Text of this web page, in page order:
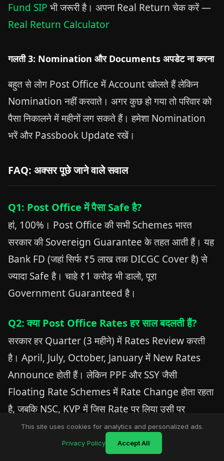
This site uses cookies for analytics and personalized ads.
Privacy Policy Accept All
Fund SIP भी जरूरी है। अपना Real Return चेक करें —
Real Return Calculator
गलती 3: Nomination और Documents अपडेट ना करना
बहुत से लोग Post Office में Account खोलते हैं लेकिन
Nomination नहीं करवाते। अगर कुछ हो गया तो परिवार को
पैसा निकालने में महीनों लग सकते हैं। हमेशा Nomination
भरें और Passbook Update रखें।
FAQ: अक्सर पूछे जाने वाले सवाल
Q1: Post Office में पैसा Safe है?
हां, 100%। Post Office की सभी Schemes भारत
सरकार की Sovereign Guarantee के तहत आती हैं। यह
Bank FD (जहां सिर्फ ₹5 लाख तक DICGC Cover है) से
ज्यादा Safe है। चाहे ₹1 करोड़ भी डालो, पूरा
Government Guaranteed है।
Q2: क्या Post Office Rates हर साल बदलती हैं?
सरकार हर Quarter (3 महीने) में Rates Review करती
है। April, July, October, January में New Rates
Announce होती हैं। लेकिन PPF और SSY जैसी
Floating Rate Schemes में Rate Change होता रहता
है, जबकि NSC, KVP में जिस Rate पर लिया उसी पर
Maturity तक मिलेगा।
Q3: Post Office और Bank FD में कौन बेहतर?